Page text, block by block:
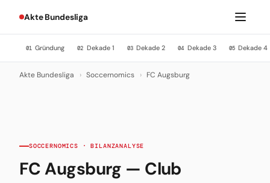
Akte Bundesliga
01 Gründung 02 Dekade 1 03 Dekade 2 04 Dekade 3 05 Dekade 4
Akte Bundesliga › Soccernomics › FC Augsburg
SOCCERNOMICS · BILANZANALYSE
FC Augsburg — Club